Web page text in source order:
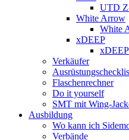
UTD
White Arrow
White
xDEEP
Verkäufer
Flaschenrechner
Do it yourself
SMT mit Wing-
Ausbildung
Wo kann ich
Verbände